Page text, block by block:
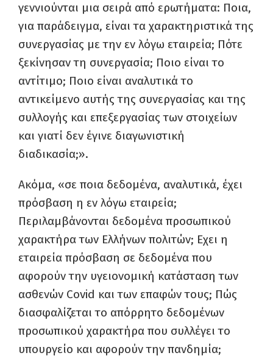
γεννιούνται μια σειρά από ερωτήματα: Ποια,
για παράδειγμα, είναι τα χαρακτηριστικά της
συνεργασίας με την εν λόγω εταιρεία; Πότε
ξεκίνησαν τη συνεργασία; Ποιο είναι το
αντίτιμο; Ποιο είναι αναλυτικά το
αντικείμενο αυτής της συνεργασίας και της
συλλογής και επεξεργασίας των στοιχείων
και γιατί δεν έγινε διαγωνιστική
διαδικασία;».
Ακόμα, «σε ποια δεδομένα, αναλυτικά, έχει
πρόσβαση η εν λόγω εταιρεία;
Περιλαμβάνονται δεδομένα προσωπικού
χαρακτήρα των Ελλήνων πολιτών; Εχει η
εταιρεία πρόσβαση σε δεδομένα που
αφορούν την υγειονομική κατάσταση των
ασθενών Covid και των επαφών τους; Πώς
διασφαλίζεται το απόρρητο δεδομένων
προσωπικού χαρακτήρα που συλλέγει το
υπουργείο και αφορούν την πανδημία;